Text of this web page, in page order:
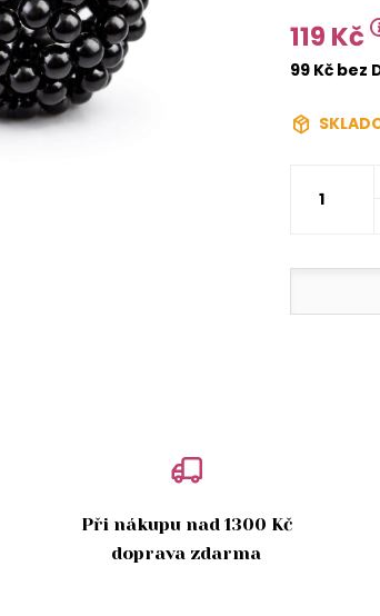
119 Kč
99 Kč bez
Při nákupu nad 1300 Kč
doprava zdarma